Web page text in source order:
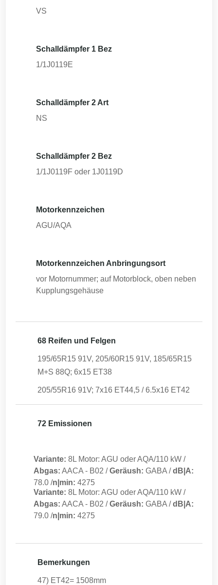
VS
Schalldämpfer 1 Bez
1/1J0119E
Schalldämpfer 2 Art
NS
Schalldämpfer 2 Bez
1/1J0119F oder 1J0119D
Motorkennzeichen
AGU/AQA
Motorkennzeichen Anbringungsort
vor Motornummer; auf Motorblock, oben neben
Kupplungsgehäuse
68 Reifen und Felgen
195/65R15 91V, 205/60R15 91V, 185/65R15
M+S 88Q; 6x15 ET38
205/55R16 91V; 7x16 ET44,5 / 6.5x16 ET42
72 Emissionen
Variante: 8L Motor: AGU oder AQA/110 kW /
Abgas: AACA - B02 /Geräush: GABA /dB|A:
78.0 /n|min: 4275
Variante: 8L Motor: AGU oder AQA/110 kW /
Abgas: AACA - B02 /Geräush: GABA /dB|A:
79.0 /n|min: 4275
Bemerkungen
47) ET42= 1508mm